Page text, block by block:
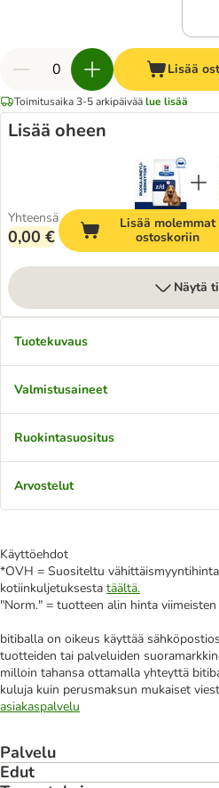
Lisää
Toimitusaika 3-5 arkipäiväälue lisää
Lisää oheen
Yhteensä
0,00 €
Lisää molemmat
ostoskoriin
Näytä
Tuotekuvaus
Valmistusaineet
Ruokintasuositus
Arvostelut
Käyttöehdot
*OVH = Suositeltu
kotiinkuljetuksesta täältä.
"Norm." = tuotteen alin hinta viimeisten
bitiballa on oikeus käyttää
tuotteiden tai palveluiden
milloin tahansa ottamalla yhteyttä
kuluja kuin perusmaksun mukaiset
asiakaspalvelu
Palvelu
Edut